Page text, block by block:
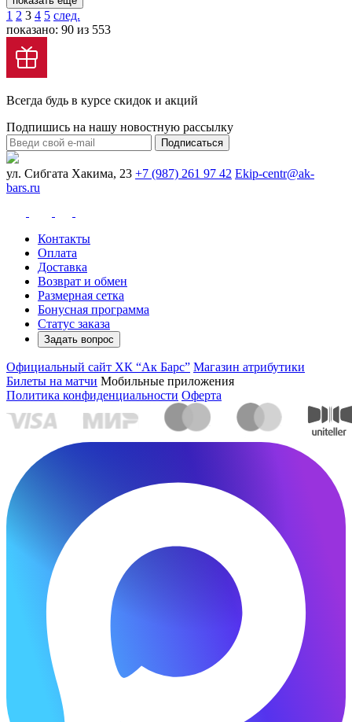
1 2 3 4 5 след.
показано: 90 из 553
Всегда будь в курсе скидок и акций
Подпишись на нашу новостную рассылку
Подписаться
ул. Сибгата Хакима, 23 +7 (987) 261 97 42 Ekip-centr@ak-
bars.ru
Контакты
Оплата
Доставка
Возврат и обмен
Размерная сетка
Бонусная программа
Статус заказа
Задать вопрос
Официальный сайт ХК “Ак Барс” Магазин атрибутики
Билеты на матчи Мобильные приложения
Политика конфиденциальности Оферта